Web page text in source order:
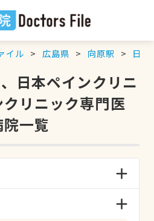
イル 広島県 向原駅 日
日本ペインクリニ
リニック専門医
一覧